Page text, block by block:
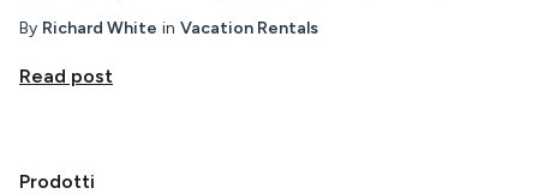
By Richard White in Vacation Rentals
Read post
Prodotti